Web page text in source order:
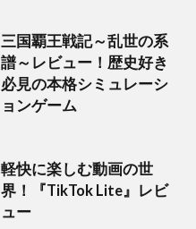
三国覇王戦記～乱世の系
譜～レビュー！歴史好き
必見の本格シミュレーシ
ョンゲーム
軽快に楽しむ動画の世
界！『TikTok Lite』レビ
ュー